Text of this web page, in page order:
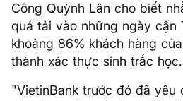
Công Quỳnh Lân cho biết
quá tải vào những ngày cận
khoảng 86% khách hàng
thành xác thực sinh trắc học.
"VietinBank trước đó đã yêu